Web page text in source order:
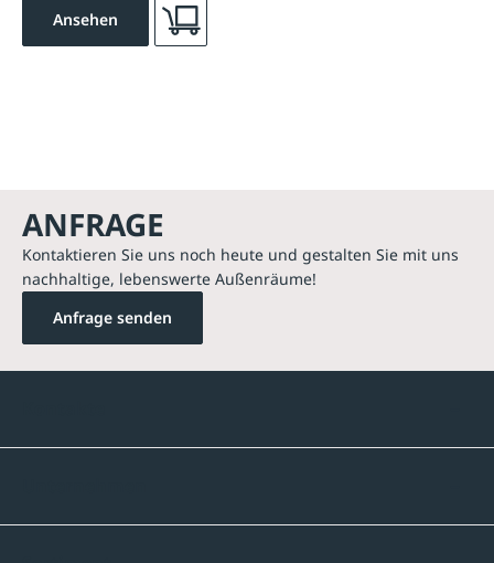
Ansehen
ANFRAGE
Kontaktieren Sie uns noch heute und gestalten Sie mit uns
nachhaltige, lebenswerte Außenräume!
Anfrage senden